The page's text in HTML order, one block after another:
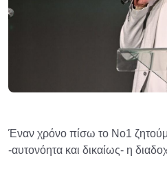
Έναν χρόνο πίσω το Νο1
-αυτονόητα και δικαίως- η